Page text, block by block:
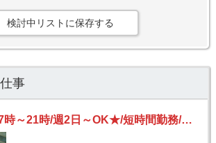
検討中リストに保存する
事
【夕方から】17時～21時/週2日～OK★/短時間勤務/日払いOK/副業可/未経験OK